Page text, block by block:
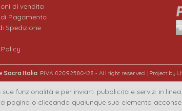
di vendita
Pagamento
Spedizione
Sacra Italia. P.IVA 02092580428 - All right reserved | Project by
funzionalità e per inviarti pubblicità e servizi in
pagina o cliccando qualunque suo elemento